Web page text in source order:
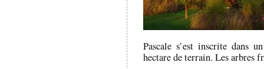
Pascale s’est inscrite dans
hectare de terrain. Les arbres